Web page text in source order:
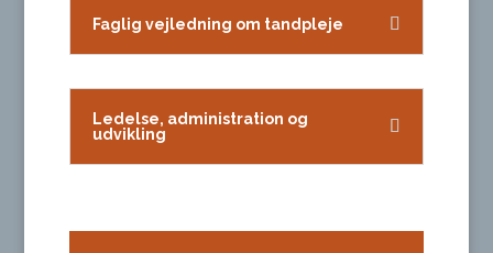
Faglig vejledning om tandpleje
Ledelse, administration og
udvikling